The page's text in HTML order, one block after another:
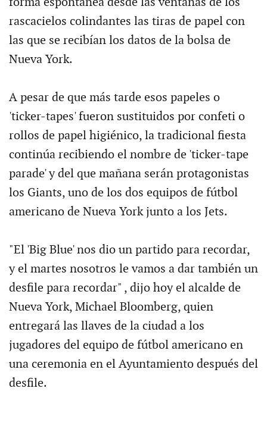
rascacielos colindantes las tiras de papel con
las que se recibían los datos de la bolsa de
Nueva York.
A pesar de que más tarde esos papeles o
'ticker-tapes' fueron sustituidos por confeti o
rollos de papel higiénico, la tradicional fiesta
continúa recibiendo el nombre de 'ticker-tape
parade' y del que mañana serán protagonistas
los Giants, uno de los dos equipos de fútbol
americano de Nueva York junto a los Jets.
"El 'Big Blue' nos dio un partido para recordar,
y el martes nosotros le vamos a dar también un
desfile para recordar" , dijo hoy el alcalde de
Nueva York, Michael Bloomberg, quien
entregará las llaves de la ciudad a los
jugadores del equipo de fútbol americano en
una ceremonia en el Ayuntamiento después del
desfile.